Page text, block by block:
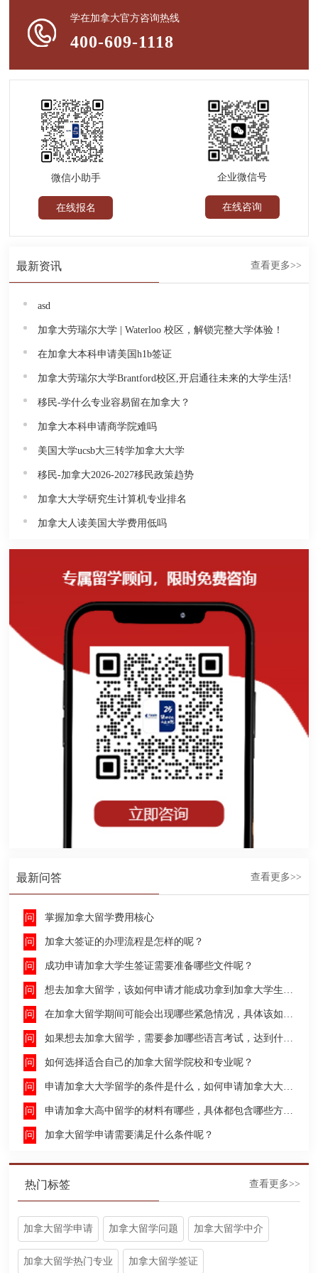
学在加拿大官方咨询热线
400-609-1118
微信小助手
在线报名
企业微信号
在线咨询
最新资讯 查看更多>>
asd
加拿大劳瑞尔大学 | Waterloo 校区，解锁完整大学体验！
在加拿大本科申请美国h1b签证
加拿大劳瑞尔大学Brantford校区,开启通往未来的大学生活!
移民-学什么专业容易留在加拿大？
加拿大本科申请商学院难吗
美国大学ucsb大三转学加拿大大学
移民-加拿大2026-2027移民政策趋势
加拿大大学研究生计算机专业排名
加拿大人读美国大学费用低吗
最新问答 查看更多>>
掌握加拿大留学费用核心
加拿大签证的办理流程是怎样的呢？
成功申请加拿大学生签证需要准备哪些文件呢？
想去加拿大留学，该如何申请才能成功拿到加拿大学生签证呢？
在加拿大留学期间可能会出现哪些紧急情况，具体该如何去处理这些紧急情况呢？
如果想去加拿大留学，需要参加哪些语言考试，达到什么水平才能申请呢？
如何选择适合自己的加拿大留学院校和专业呢？
申请加拿大大学留学的条件是什么，如何申请加拿大大学留学，留学的费用及签证申请流程是什么？
申请加拿大高中留学的材料有哪些，具体都包含哪些方面呢？
加拿大留学申请需要满足什么条件呢？
热门标签 查看更多>>
加拿大留学申请 加拿大留学问题 加拿大留学中介
加拿大留学热门专业 加拿大留学签证